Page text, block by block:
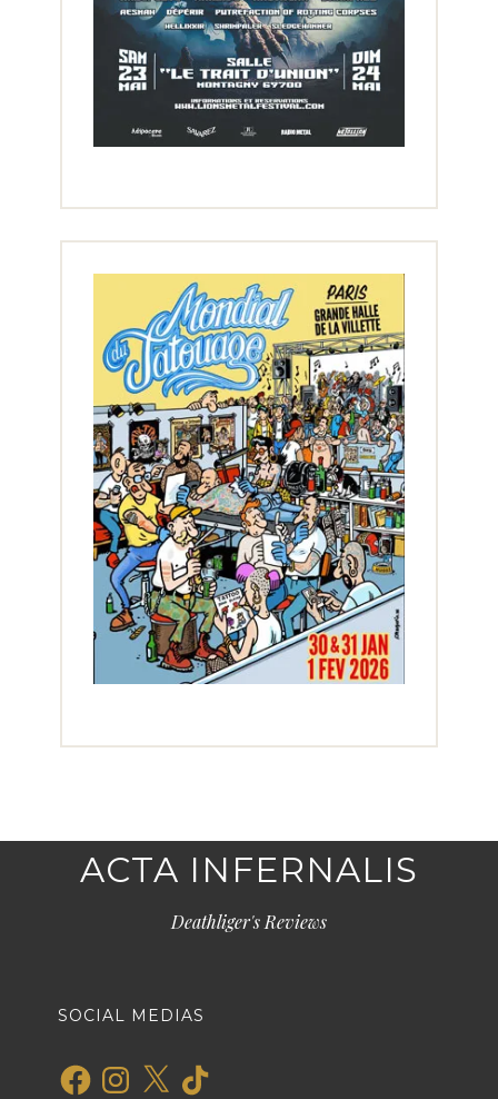
ACTA INFERNALIS
Deathliger's Reviews
SOCIAL MEDIAS
FacebookInstagram
X TikTok